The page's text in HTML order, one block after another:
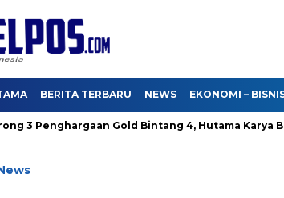
BERITA TERBARU NEWS EKONOMI –
Gold Bintang 4, Hutama Karya Buktikan